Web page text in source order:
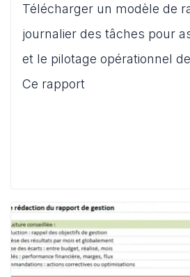
at
s
A
p
c
e
b
o
l
Télécharger un modèle de
journalier des tâches pour
et le pilotage opérationnel
Ce rapport